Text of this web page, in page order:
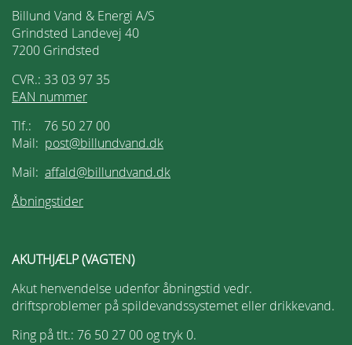
Billund Vand & Energi A/S
Grindsted Landevej 40
7200 Grindsted
CVR.: 33 03 97 35
EAN nummer
Tlf.: 76 50 27 00
Mail: post@billundvand.dk
Mail: affald@billundvand.dk
Åbningstider
AKUTHJÆLP (VAGTEN)
Akut henvendelse udenfor åbningstid vedr.
driftsproblemer på spildevandssystemet eller drikkevand.
Ring på tlt.: 76 50 27 00 og tryk 0.